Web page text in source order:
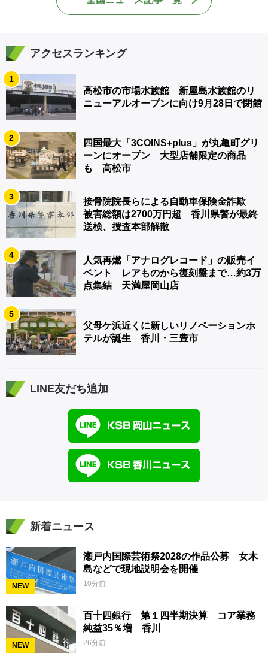
アクセスランキング
1
高松市の市場水族館 新屋島水族館のリ
ニューアルオープンに向け9月28日で閉館
2
四国最大「3COINS+plus」が丸亀町グリ
ーンにオープン 大型店舗限定の商品
も 高松市
3
接骨院院長らによる自動車保険金詐欺
被害総額は2700万円超 香川県警が最終
送検、捜査本部解散
4
人気再燃「アナログレコード」の販売イ
ベント レアものから復刻盤まで…約3万
点集結 天満屋岡山店
5
父母ケ浜近くに新しいリノベーションホ
テルが誕生 香川・三豊市
LINE友だち追加
新着ニュース
NEW
瀬戸内国際芸術祭2028の作品公募 女木
島などで現地説明会を開催
10分前
NEW
百十四銀行 第１四半期決算 コア業務
純益35％増 香川
26分前